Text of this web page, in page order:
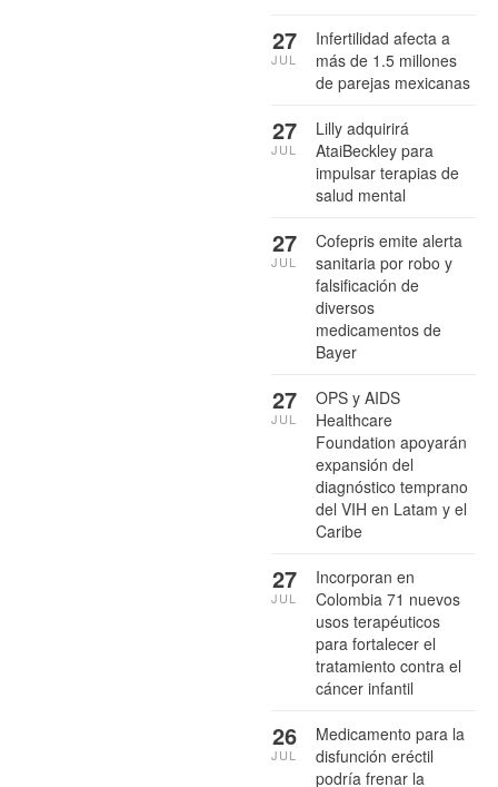
Infertilidad afecta a
más de 1.5 millones
de parejas mexicanas
27
JUL
Lilly adquirirá
AtaiBeckley para
impulsar terapias de
salud mental
27
JUL
Cofepris emite alerta
sanitaria por robo y
falsificación de
diversos
medicamentos de
Bayer
27
JUL
OPS y AIDS
Healthcare
Foundation apoyarán
expansión del
diagnóstico temprano
del VIH en Latam y el
Caribe
27
JUL
Incorporan en
Colombia 71 nuevos
usos terapéuticos
para fortalecer el
tratamiento contra el
cáncer infantil
27
JUL
Medicamento para la
disfunción eréctil
podría frenar la
26
JUL